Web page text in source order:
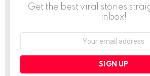
Get the best viral stories
inbox!